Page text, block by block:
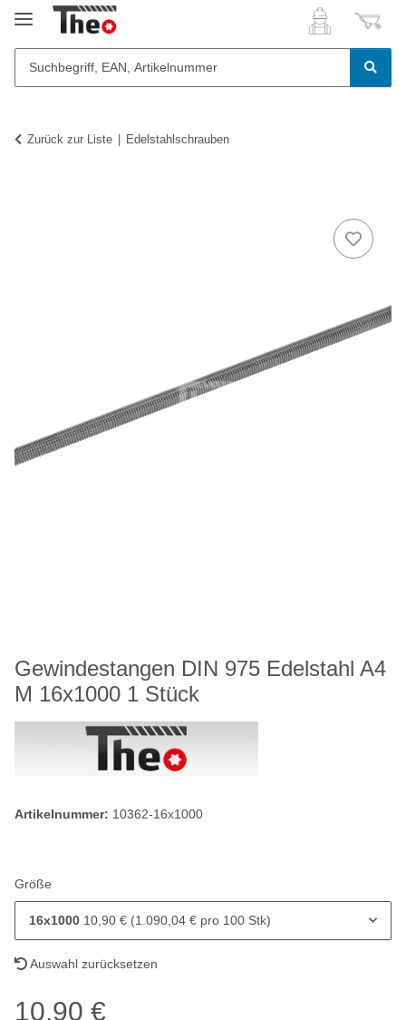
Zurück zur Liste Edelstahlschrauben
Gewindestangen DIN 975 Edelstahl A4
M 16x1000 1 Stück
Artikelnummer: 10362-16x1000
Größe
16x1000 10,90 € (1.090,04 € pro 100 Stk)
Auswahl zurücksetzen
10,90 €